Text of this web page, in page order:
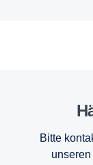
Bitte